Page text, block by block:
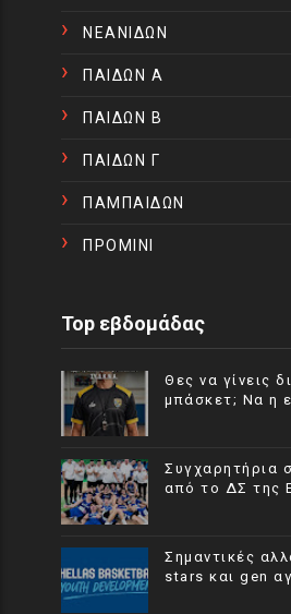
ΝΕΑΝΙΔΩΝ
ΠΑΙΔΩΝ Α
ΠΑΙΔΩΝ Β
ΠΑΙΔΩΝ Γ
ΠΑΜΠΑΙΔΩΝ
ΠΡΟΜΙΝΙ
Top εβδομάδας
Θες να γίνεις
μπάσκετ; Να η
Συγχαρητήρια
από το ΔΣ της
Σημαντικές
stars και gen